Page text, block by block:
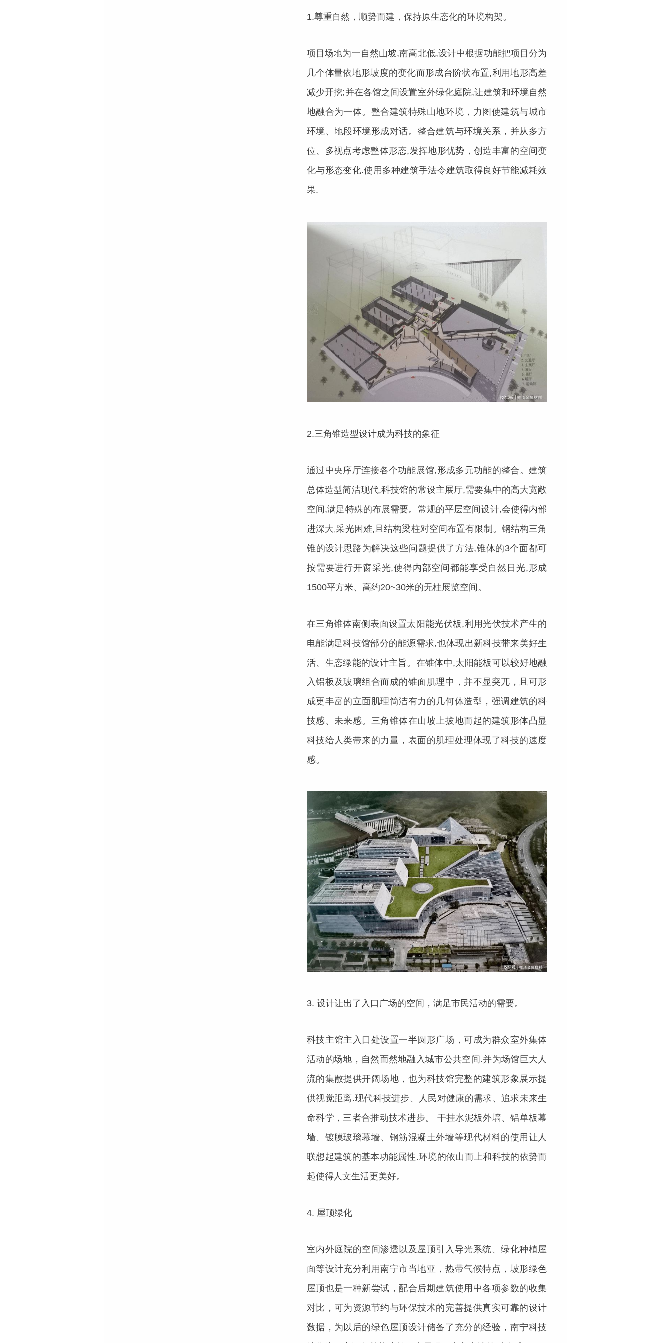
1.尊重自然，顺势而建，保持原生态化的环境构架。
项目场地为一自然山坡,南高北低,设计中根据功能把项目分为
几个体量依地形坡度的变化而形成台阶状布置,利用地形高差
减少开挖;并在各馆之间设置室外绿化庭院,让建筑和环境自然
地融合为一体。整合建筑特殊山地环境，力图使建筑与城市
环境、地段环境形成对话。整合建筑与环境关系，并从多方
位、多视点考虑整体形态,发挥地形优势，创造丰富的空间变
化与形态变化.使用多种建筑手法令建筑取得良好节能减耗效
果.
2.三角锥造型设计成为科技的象征
通过中央序厅连接各个功能展馆,形成多元功能的整合。建筑
总体造型简洁现代,科技馆的常设主展厅,需要集中的高大宽敞
空间,满足特殊的布展需要。常规的平层空间设计,会使得内部
进深大,采光困难,且结构梁柱对空间布置有限制。钢结构三角
锥的设计思路为解决这些问题提供了方法,锥体的3个面都可
按需要进行开窗采光,使得内部空间都能享受自然日光,形成
1500平方米、高约20~30米的无柱展览空间。
在三角锥体南侧表面设置太阳能光伏板,利用光伏技术产生的
电能满足科技馆部分的能源需求,也体现出新科技带来美好生
活、生态绿能的设计主旨。在锥体中,太阳能板可以较好地融
入铝板及玻璃组合而成的锥面肌理中，并不显突兀，且可形
成更丰富的立面肌理简洁有力的几何体造型，强调建筑的科
技感、未来感。三角锥体在山坡上拔地而起的建筑形体凸显
科技给人类带来的力量，表面的肌理处理体现了科技的速度
感。
3. 设计让出了入口广场的空间，满足市民活动的需要。
科技主馆主入口处设置一半圆形广场，可成为群众室外集体
活动的场地，自然而然地融入城市公共空间.并为场馆巨大人
流的集散提供开阔场地，也为科技馆完整的建筑形象展示提
供视觉距离.现代科技进步、人民对健康的需求、追求未来生
命科学，三者合推动技术进步。 干挂水泥板外墙、铝单板幕
墙、镀膜玻璃幕墙、钢筋混凝土外墙等现代材料的使用让人
联想起建筑的基本功能属性.环境的依山而上和科技的依势而
起使得人文生活更美好。
4. 屋顶绿化
室内外庭院的空间渗透以及屋顶引入导光系统、绿化种植屋
面等设计充分利用南宁市当地亚，热带气候特点，坡形绿色
屋顶也是一种新尝试，配合后期建筑使用中各项参数的收集
对比，可为资源节约与环保技术的完善提供真实可靠的设计
数据，为以后的绿色屋顶设计储备了充分的经验，南宁科技